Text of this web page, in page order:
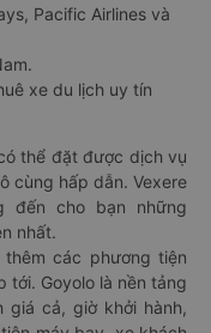
Pacific Airlines và
xe du lịch uy tín
thể đặt được dịch vụ
cùng hấp dẫn. Vexere
đến cho bạn những
nhất.
các phương tiện
tới. Goyolo là nền tảng
giá cả, giờ khởi hành,